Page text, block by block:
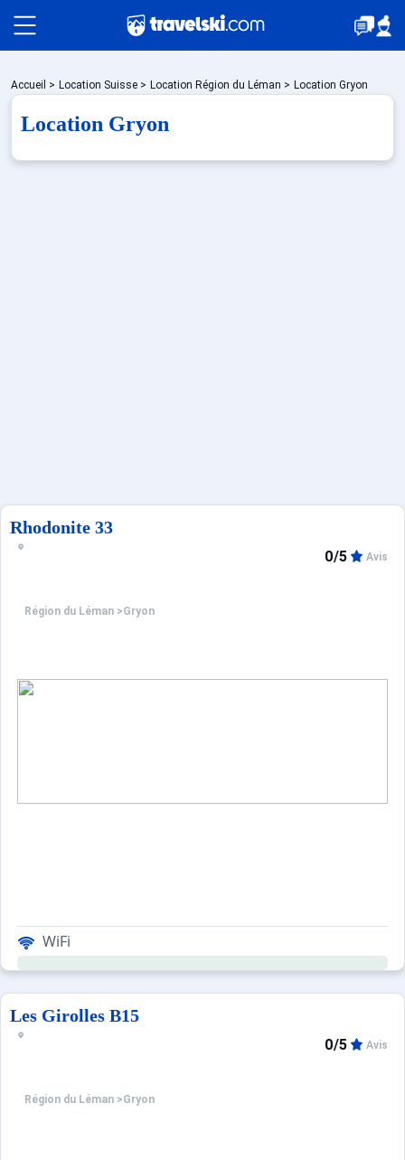
Packages
Accueil > Location Suisse > Location Région du Léman > Location Gryon
Location Gryon
Rhodonite 33
Région du Léman >Gryon
0/5 Avis
WiFi
Les Girolles B15
Région du Léman >Gryon
0/5 Avis